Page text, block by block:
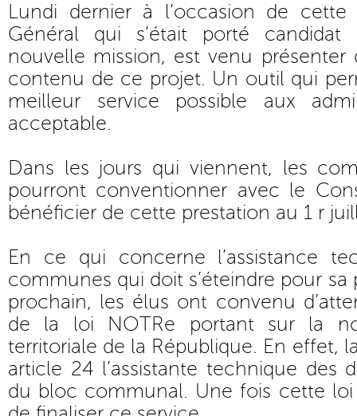
Lundi dernier à l’occasion de
Général qui s’était porté
nouvelle mission, est venu présenter
contenu de ce projet. Un outil qui
meilleur service possible aux
acceptable.
Dans les jours qui viennent, les
pourront conventionner avec le
bénéficier de cette prestation au 1 r
En ce qui concerne l’assistance
communes qui doit s’éteindre pour sa
prochain, les élus ont convenu
de la loi NOTRe portant sur la
territoriale de la République. En effet,
article 24 l’assistante technique des
du bloc communal. Une fois cette